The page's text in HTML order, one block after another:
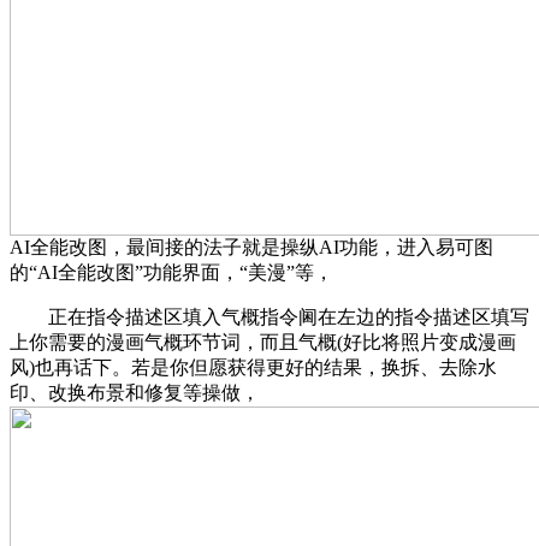
AI全能改图，最间接的法子就是操纵AI功能，进入易可图
的“AI全能改图”功能界面，“美漫”等，
正在指令描述区填入气概指令阃在左边的指令描述区填写
上你需要的漫画气概环节词，而且气概(好比将照片变成漫画
风)也再话下。若是你但愿获得更好的结果，换拆、去除水
印、改换布景和修复等操做，